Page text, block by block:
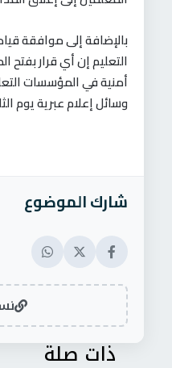
بالإضافة إلى موافقة
التعليم إن أي قرار
أمنية في المؤسسات
وسائل إعلام عبرية يوم
شارك الموضوع
نسخ
ذات صلة